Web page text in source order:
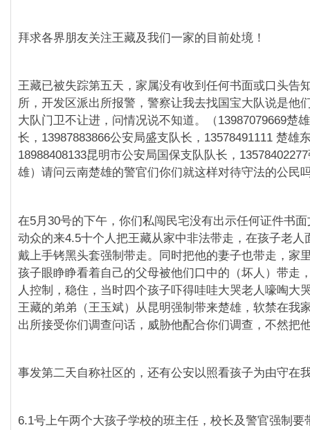
拜求各界朋友关注王藏及我们一家的目前处境！
王藏已被失踪第五天，家属没有收到任何书面或口头告
所，开发区派出所报警，警察让我去找国宝大队说是他
大队门卫不让进，问情况说不知道。（13987079669楚
长，13987883866公安局盛支队长，13578491111 楚雄
18988408133昆明市公安局国保支队队长，
雄）请问云南楚雄的警官们你们就这样对待守法的公民
在5月30号的下午，你们私闯民宅没有出示任何证件书
动众的来4.5十个人把王藏从家中非法带走，在孩子老人
戴上手铐黑头套强制带走。同时把他的妻子也带走，家
孩子眼睁睁看着自己的父母被他们口中的（坏人）带走
人控制，稳住，当时四个孩子吓得哇哇大哭老人嚎啕大
王藏的弟弟（王玉斌）从昆明强制带来楚雄，软禁在我
出所接受你们调查问话，威胁他配合你们调查，不然把
事发第二天自称社区的，还有公安以照看孩子为由守在
6.1号上午两个大孩子学校的班主任，校长及警官强制要